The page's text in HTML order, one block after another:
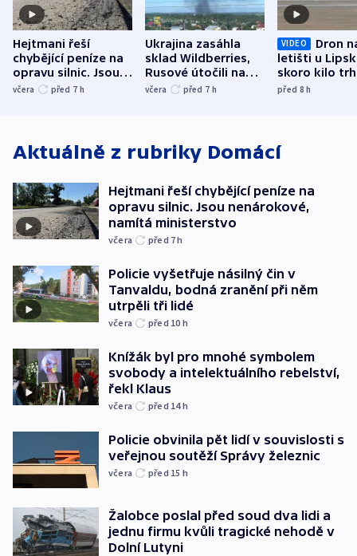
Hejtmani řeší
chybějící peníze na
opravu silnic. Jsou
nenárokové, namítá
včera před 7 h
Ukrajina zasáhla
sklad Wildberries,
Rusové útočili na
trh, hasiče či
včera před 7 h
VIDEO
Dron
letišti u
skoro kilo
indicie
před 8h
Aktuálně z rubriky Domácí
Hejtmani řeší chybějící peníze na
opravu silnic. Jsou nenárokové,
namítá ministerstvo
včera před 7h
Policie vyšetřuje násilný čin v
Tanvaldu, bodná zranění při něm
utrpěli tři lidé
včera před 10 h
Knížák byl pro mnohé symbolem
svobody a intelektuálního rebelství,
řekl Klaus
včera před 14h
Policie obvinila pět lidí v souvislosti s
veřejnou soutěží Správy železnic
včera před 15 h
Žalobce poslal před soud dva lidi a
jednu firmu kvůli tragické nehodě v
Dolní Lutyni